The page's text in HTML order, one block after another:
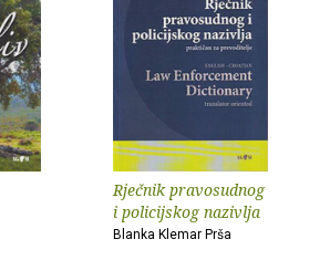
Rječnik pravosudnog
i policijskog nazivlja
Blanka Klemar Prša